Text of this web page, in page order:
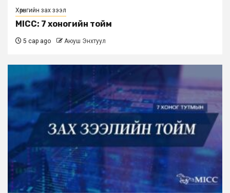
Хөрөнгийн зах зээл
MICC: 7 хоногийн тойм
5 сар ago Аюуш Энхтуул